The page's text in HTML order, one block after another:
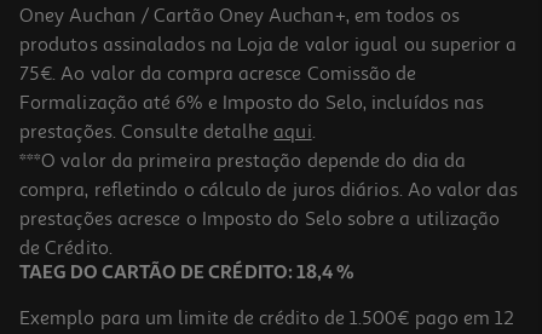
Oney Auchan / Cartão Oney Auchan+, em todos os
produtos assinalados na Loja de valor igual ou superior a
75€. Ao valor da compra acresce Comissão de
Formalização até 6% e Imposto do Selo, incluídos nas
prestações. Consulte detalhe aqui.
***O valor da primeira prestação depende do dia da
compra, refletindo o cálculo de juros diários. Ao valor das
prestações acresce o Imposto do Selo sobre a utilização
de Crédito.
TAEG DO CARTÃO DE CRÉDITO: 18,4 %
Exemplo para um limite de crédito de 1.500€ pago em 12